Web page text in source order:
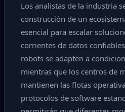
Los analistas de la industria
construcción de un
esencial para escalar
corrientes de datos
robots se adapten a
mientras que los centros de
mantienen las flotas
protocolos de software